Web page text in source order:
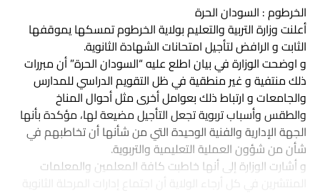
الخرطوم : السودان الحرة
أعلنت وزارة التربية والتعليم بولاية الخرطوم تمسكها يموقفها
الثابت و الرافض لتأجيل امتحانات الشهادة الثانوية.
و اوضحت الوزارة في بيان اطلع عليه “السودان الحرة” أن مبررات
ذلك منتفية و غير منطقية في ظل التقويم الدراسي للمدارس
والجامعات و ارتباط ذلك بعوامل أخرى مثل أحوال المناخ
والطقس وأسباب تربوية تجعل التأجيل مضيعة لها، مؤكدة بأنها
الجهة الإدارية والفنية الوحيدة التي من شأنها أن تخاطبهم في
شأن من شؤون العملية التعليمية والتربوية.
و أشارت الوزارة إلى أنها خاطبت كافة المعلمين والمعلمات